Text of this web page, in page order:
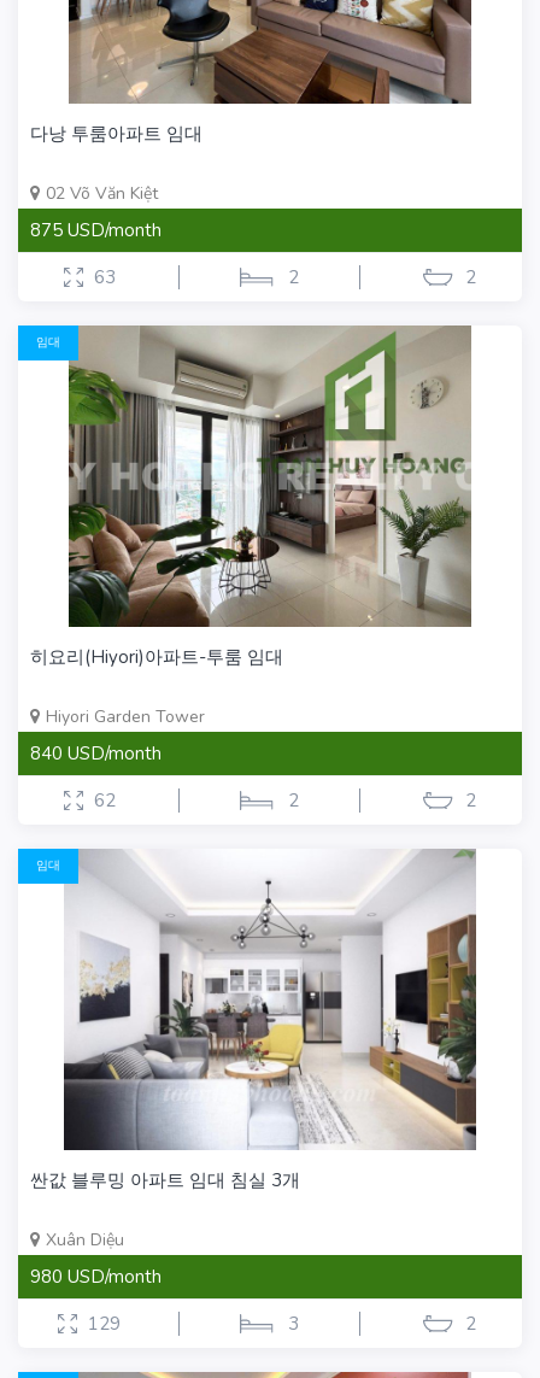
다낭 투룸아파트 임대
02 Võ Văn Kiệt
875 USD/month
63
2 2
임대
히요리(Hiyori)아파트-투룸 임대
Hiyori Garden Tower
840 USD/month
62
2 2
임대
싼값 블루밍 아파트 임대 침실 3개
Xuân Diệu
980 USD/month
129
3 2